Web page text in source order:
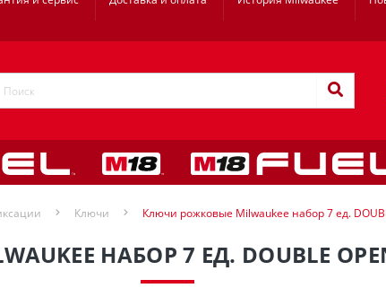
Ключи Ключи рожковые Milwaukee набор 7 ед.
НАБОР 7 ЕД. DOUBLE OPEN